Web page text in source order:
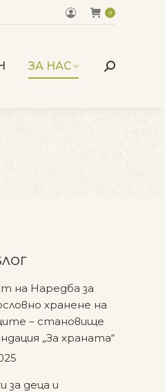
0
ЗА НАС Search:
на Наредба за
хранене на
– становище
„За храната“
за деца и